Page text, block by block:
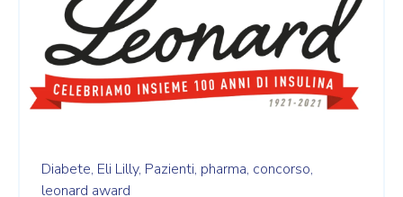
Diabete, Eli Lilly, Pazienti, pharma, concorso,
leonard award